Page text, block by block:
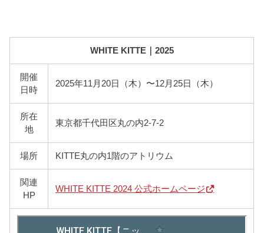
WHITE KITTE｜2025
開催
日時
2025年11月20日（木）〜12月25日（木）
所在
地
東京都千代田区丸の内2-7-2
場所 KITTE丸の内1階のアトリウム
関連
HP
WHITE KITTE 2024 公式ホームページ